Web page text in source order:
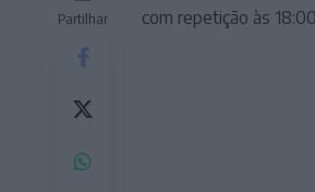
Partilhar
com repetição às